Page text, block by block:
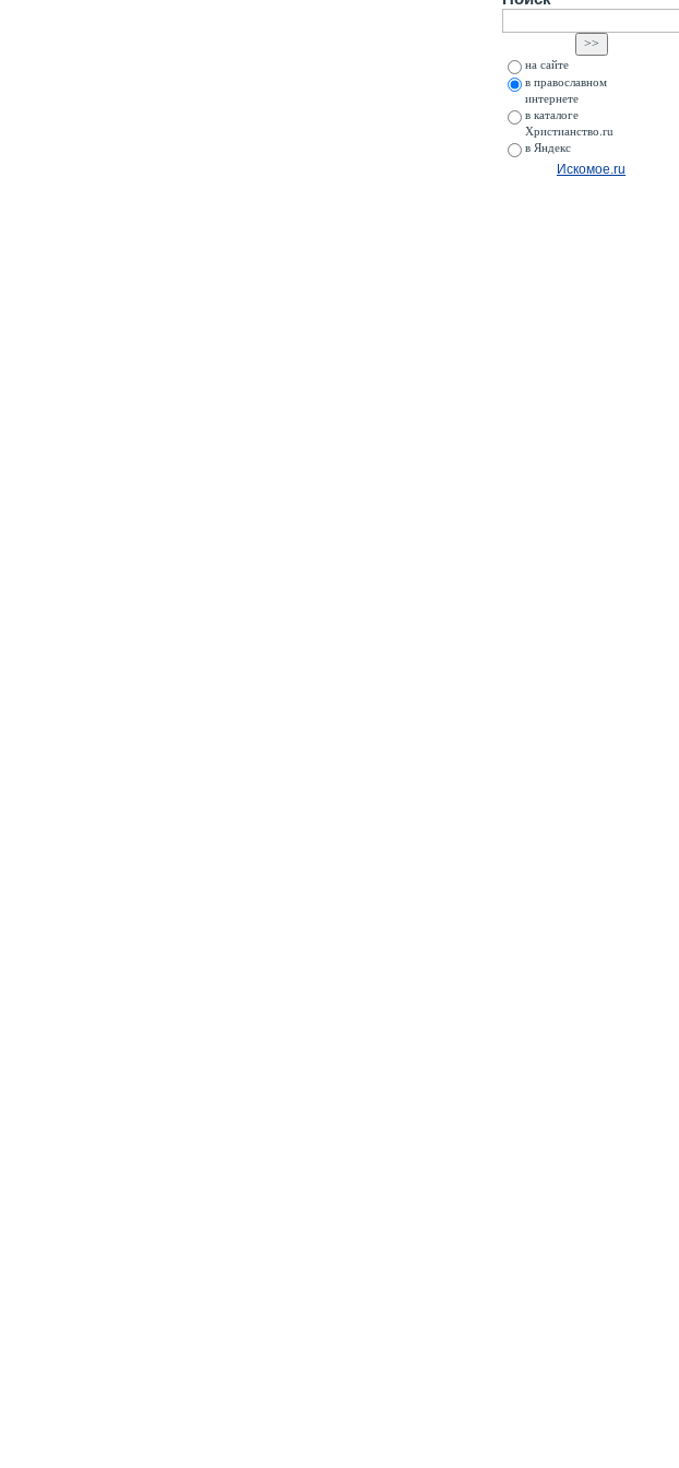
на сайте
в православном
интернете
в каталоге
Христианство.ru
в Яндекс
Искомое.ru